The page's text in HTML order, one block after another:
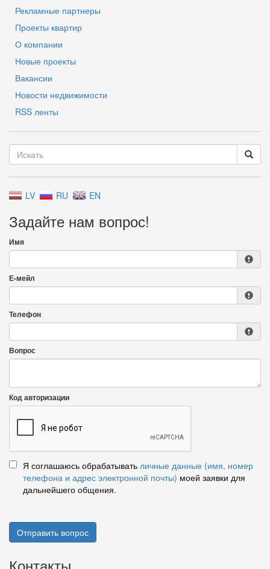
Рекламные партнеры
Проекты квартир
О компании
Новые проекты
Вакансии
Новости недвижимости
RSS ленты
LV RU EN
Задайте нам вопрос!
Имя
Е-мейл
Телефон
Вопрос
Код авторизации
Я соглашаюсь обрабатывать личные данные (имя, номер
телефона и адрес электронной почты) моей заявки для
дальнейшего общения.
Отправить вопрос